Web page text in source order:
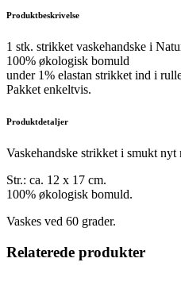
Produktbeskrivelse
1 stk. strikket vaskehandske i
100% økologisk bomuld
under 1% elastan strikket ind i
Pakket enkeltvis.
Produktdetaljer
Vaskehandske strikket i smukt nyt
Str.: ca. 12 x 17 cm.
100% økologisk bomuld.
Vaskes ved 60 grader.
Relaterede produkter